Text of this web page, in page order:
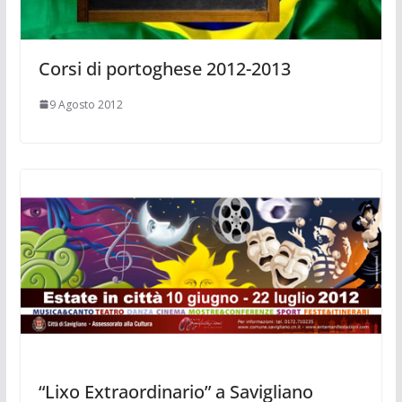
Corsi di portoghese 2012-2013
9 Agosto 2012
“Lixo Extraordinario” a Savigliano